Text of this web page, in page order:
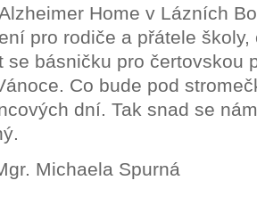
Home v Lázních
pro rodiče a přátele školy,
se básničku pro čertovskou
Co bude pod
dní. Tak snad se
Michaela Spurná